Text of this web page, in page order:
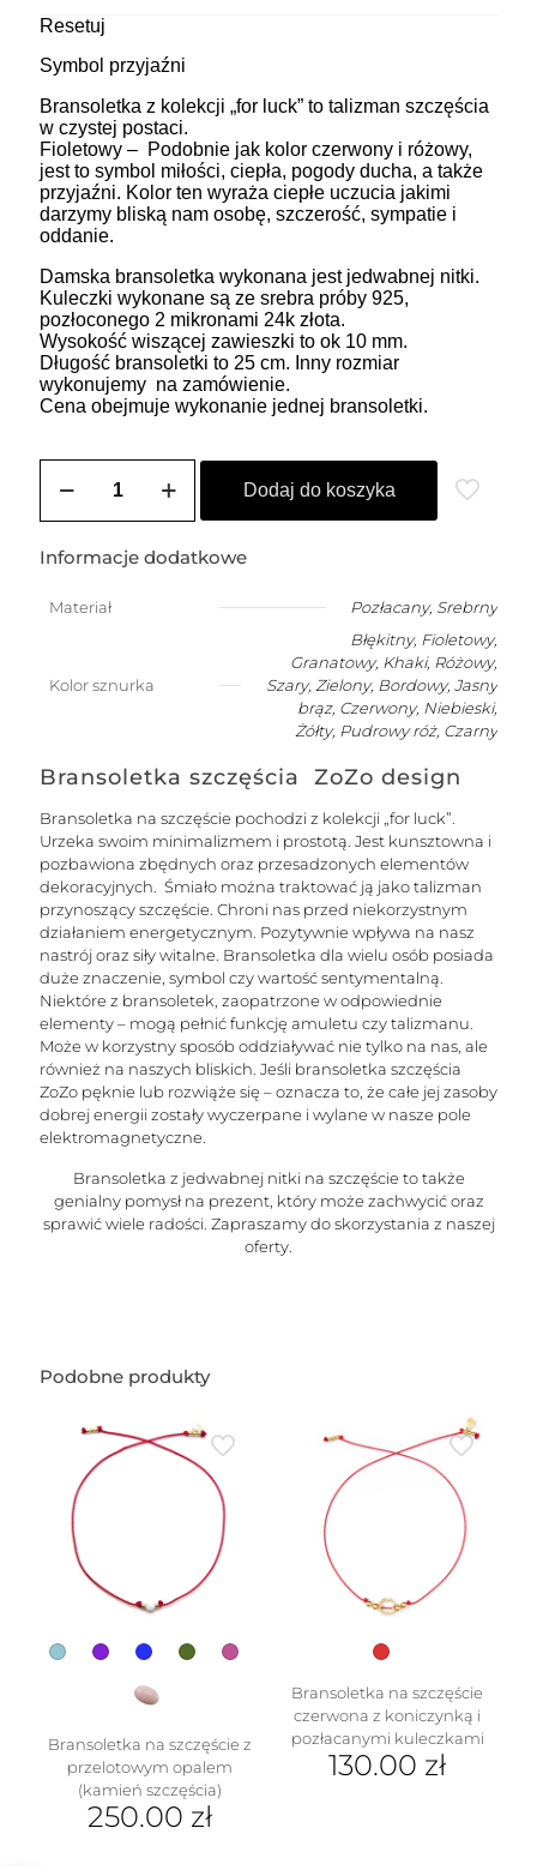
Resetuj
Symbol przyjaźni
Bransoletka z kolekcji „for luck” to talizman szczęścia
w czystej postaci.
Fioletowy – Podobnie jak kolor czerwony i różowy,
jest to symbol miłości, ciepła, pogody ducha, a także
przyjaźni. Kolor ten wyraża ciepłe uczucia jakimi
darzymy bliską nam osobę, szczerość, sympatie i
oddanie.
Damska bransoletka wykonana jest jedwabnej nitki.
Kuleczki wykonane są ze srebra próby 925,
pozłoconego 2 mikronami 24k złota.
Wysokość wiszącej zawieszki to ok 10 mm.
Długość bransoletki to 25 cm. Inny rozmiar
wykonujemy na zamówienie.
Cena obejmuje wykonanie jednej bransoletki.
ZOZO
bransoletka
na
szczęście
Dodaj do koszyka
Informacje dodatkowe
Materiał Pozłacany, Srebrny
Kolor sznurka
Błękitny, Fioletowy,
Granatowy, Khaki, Różowy,
Szary, Zielony, Bordowy, Jasny
brąz, Czerwony, Niebieski,
Żółty, Pudrowy róż, Czarny
Bransoletka szczęścia ZoZo design
Bransoletka na szczęście pochodzi z kolekcji „for luck”.
Urzeka swoim minimalizmem i prostotą. Jest kunsztowna i
pozbawiona zbędnych oraz przesadzonych elementów
dekoracyjnych. Śmiało można traktować ją jako talizman
przynoszący szczęście. Chroni nas przed niekorzystnym
działaniem energetycznym. Pozytywnie wpływa na nasz
nastrój oraz siły witalne. Bransoletka dla wielu osób posiada
duże znaczenie, symbol czy wartość sentymentalną.
Niektóre z bransoletek, zaopatrzone w odpowiednie
elementy – mogą pełnić funkcję amuletu czy talizmanu.
Może w korzystny sposób oddziaływać nie tylko na nas, ale
również na naszych bliskich. Jeśli bransoletka szczęścia
ZoZo pęknie lub rozwiąże się – oznacza to, że całe jej zasoby
dobrej energii zostały wyczerpane i wylane w nasze pole
elektromagnetyczne.
Bransoletka z jedwabnej nitki na szczęście to także
genialny pomysł na prezent, który może zachwycić oraz
sprawić wiele radości. Zapraszamy do skorzystania z naszej
oferty.
Podobne produkty
Bransoletka na szczęście z
przelotowym opalem
(kamień szczęścia)
250.00 zł
Bransoletka na szczęście
czerwona z koniczynką i
pozłacanymi kuleczkami
130.00 zł